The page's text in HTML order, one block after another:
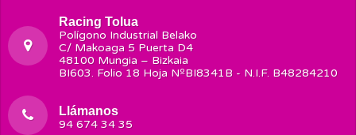
Racing Tolua
Polígono Industrial Belako
C/ Makoaga 5 Puerta D4
48100 Mungia – Bizkaia
BI603. Folio 18 Hoja NºBI8341B - N.I.F. B48284210
Llámanos
94 674 34 35